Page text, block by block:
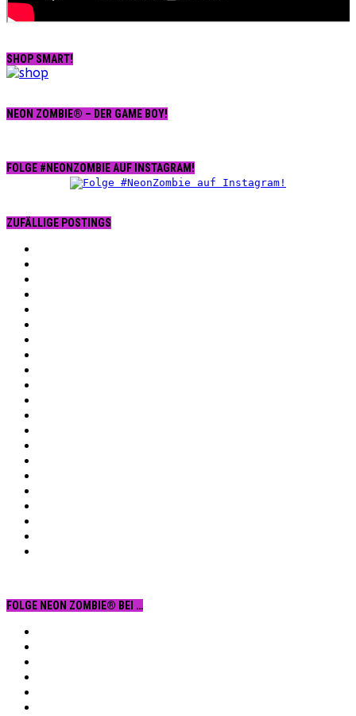
SHOP SMART!
NEON ZOMBIE® – DER GAME BOY!
FOLGE #NEONZOMBIE AUF INSTAGRAM!
ZUFÄLLIGE POSTINGS
FOLGE NEON ZOMBIE® BEI …